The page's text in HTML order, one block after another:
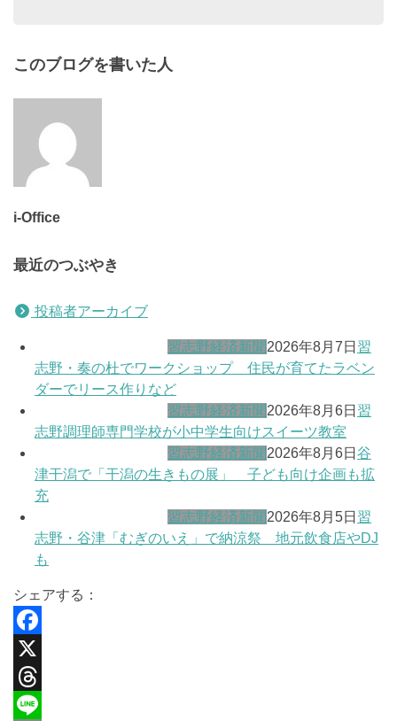
このブログを書いた人
i-Office
最近のつぶやき
投稿者アーカイブ
習志野経済新聞2026年8月7日 習
志野・奏の杜でワークショップ 住民が育てたラベン
ダーでリース作りなど
習志野経済新聞2026年8月6日 習
志野調理師専門学校が小中学生向けスイーツ教室
習志野経済新聞2026年8月6日 谷
津干潟で「干潟の生きもの展」 子ども向け企画も拡
充
習志野経済新聞2026年8月5日 習
志野・谷津「むぎのいえ」で納涼祭 地元飲食店やDJ
も
シェアする：
F
a
c
X
T